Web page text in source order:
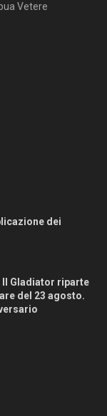
Vetere
dei
Il Gladiator riparte
del 23 agosto.